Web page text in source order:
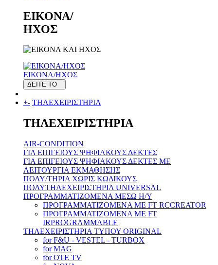
ΕΙΚΟΝΑ/
ΗΧΟΣ
ΕΙΚΟΝΑ/ΗΧΟΣ
ΔΕΙΤΕ ΤΟ
+- ΤΗΛΕΧΕΙΡΙΣΤΗΡΙΑ
ΤΗΛΕΧΕΙΡΙΣΤΗΡΙΑ
AIR-CONDITION
ΓΙΑ ΕΠΙΓΕΙΟΥΣ ΨΗΦΙΑΚΟΥΣ ΔΕΚΤΕΣ
ΓΙΑ ΕΠΙΓΕΙΟΥΣ ΨΗΦΙΑΚΟΥΣ ΔΕΚΤΕΣ ΜΕ
ΛΕΙΤΟΥΡΓΙΑ ΕΚΜΑΘΗΣΗΣ
ΠΟΛΥ/ΤΗΡΙΑ ΧΩΡΙΣ ΚΩΔΙΚΟΥΣ
ΠΟΛΥΤΗΛΕΧΕΙΡΙΣΤΗΡΙΑ UNIVERSAL
ΠΡΟΓΡΑΜΜΑΤΙΖΟΜΕΝΑ ΜΕΣΩ H/Y
ΠΡΟΓΡΑΜΜΑΤΙΖΟΜΕΝΑ ΜΕ FT RCCREATOR
ΠΡΟΓΡΑΜΜΑΤΙΖΟΜΕΝΑ ΜΕ FT
IRPROGRAMMABLE
ΤΗΛΕΧΕΙΡΙΣΤΗΡΙΑ ΤΥΠΟΥ ORIGINAL
for F&U - VESTEL - TURBOX
for MAG
for OTE TV